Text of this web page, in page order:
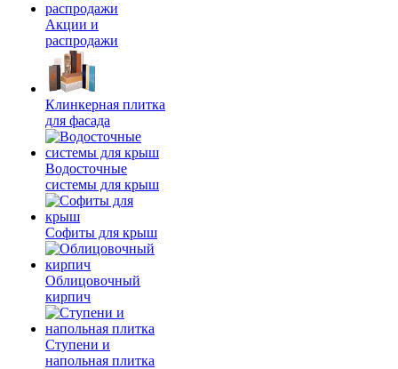
Акции и
распродажи
Клинкерная плитка
для фасада
Водосточные
системы для крыш
Софиты для крыш
Облицовочный
кирпич
Ступени и
напольная плитка